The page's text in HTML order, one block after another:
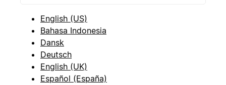
English (US)
Bahasa Indonesia
Dansk
Deutsch
English (UK)
Español (España)